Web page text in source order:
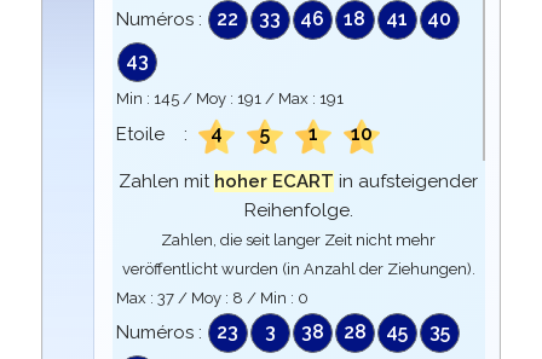
Numéros : 22 33 46 18 41
40
43
Min : 145/ Moy : 191/ Max : 191
Etoile : 4 5 1 10
Zahlen mit hoher ECART in aufsteigender
Reihenfolge.
Zahlen, die seit langer Zeit nicht mehr
veröffentlicht wurden (in Anzahl der Ziehungen).
Max : 37/ Moy : 8 / Min : 0
Numéros : 23 3 38 28 45
35